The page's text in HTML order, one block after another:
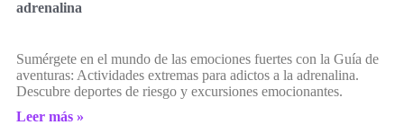
adrenalina
Sumérgete en el mundo de las emociones fuertes con la Guía de
aventuras: Actividades extremas para adictos a la adrenalina.
Descubre deportes de riesgo y excursiones emocionantes.
Leer más »